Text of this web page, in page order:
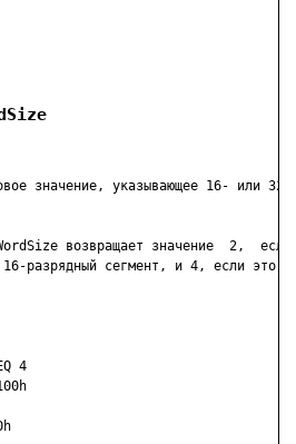
значение, указывающее 16- или 32-
возвращает значение  2,  если
разрядный сегмент, и 4, если это
4